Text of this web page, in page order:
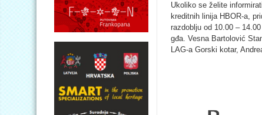
Ukoliko se želite
kreditnih linija HBOR-a,
razdoblju od 10.00 –
gđa. Vesna Bartolović
LAG-a Gorski kotar,